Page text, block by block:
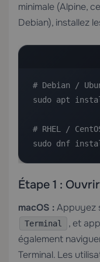
minimale (Alpine,
Debian), installez
# Debian /
sudo apt
# RHEL /
sudo dnf
Étape 1 :
macOS :Appuyez
Terminal
, et
également
Terminal. Les